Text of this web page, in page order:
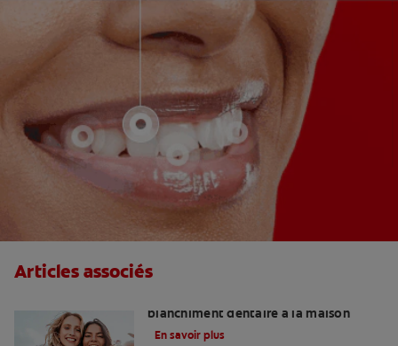
Articles associés
blanchiment dentaire à la maison
En savoir plus